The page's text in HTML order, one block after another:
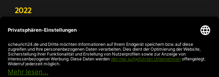
2022
Antriebe
Deutschland Test – Bester Onlineshop 2022
FOCUS Money – Branchensieger „Rund ums Haus“
DIE WELT – Service-Champion im erlebten Kundenservice
DIE WELT – Branchengewinner Gold-Rang (Türen, Tore & Antriebe)